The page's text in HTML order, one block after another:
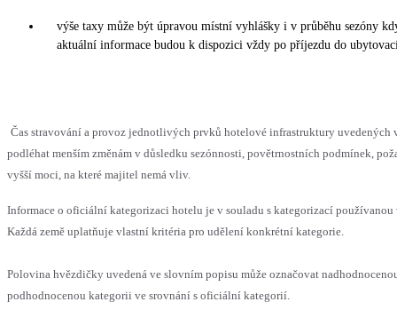
výše taxy může být úpravou místní vyhlášky i v průběhu sezóny
aktuální informace budou k dispozici vždy po příjezdu do
Čas stravování a provoz jednotlivých prvků hotelové infrastruktury uvedených
podléhat menším změnám v důsledku sezónnosti, povětrnostních podmínek,
vyšší moci, na které majitel nemá vliv.
Informace o oficiální kategorizaci hotelu je v souladu s kategorizací používanou
Každá země uplatňuje vlastní kritéria pro udělení konkrétní kategorie.
Polovina hvězdičky uvedená ve slovním popisu může označovat
podhodnocenou kategorii ve srovnání s oficiální kategorií.